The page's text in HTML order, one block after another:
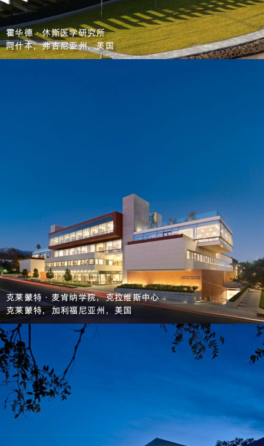
霍华德·休斯医学研究所
阿什本，弗吉尼亚州，美国
克莱蒙特·麦肯纳学院，克拉维斯中心
克莱蒙特，加利福尼亚州，美国